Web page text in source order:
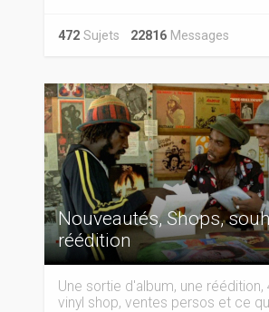
472Sujets 22816Messages
Nouveautés, Shops,
réédition
Une sortie d'album, une réédition,
vinyl shop, ventes persos et ce